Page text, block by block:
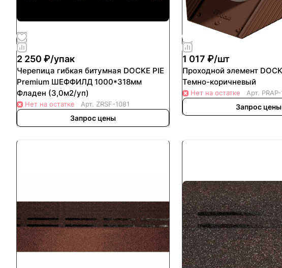
2 250 ₽/упак
Черепица гибкая битумная DOCKE PIE
Premium ШЕФФИЛД 1000*318мм
Фладен (3,0м2/уп)
Нет на остатке Арт. ZRSF-1081
Запрос цены
1 017 ₽/шт
Проходной элемент
Темно-коричневый
Нет на остатке Арт. PRAP-
Запрос цены